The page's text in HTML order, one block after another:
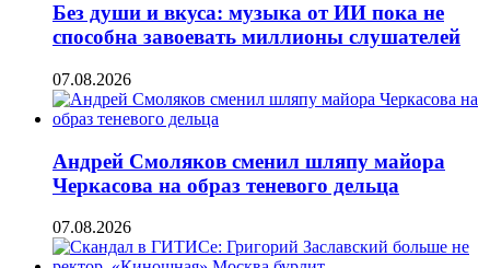
Без души и вкуса: музыка от ИИ пока не
способна завоевать миллионы слушателей
07.08.2026
Андрей Смоляков сменил шляпу майора
Черкасова на образ теневого дельца
07.08.2026